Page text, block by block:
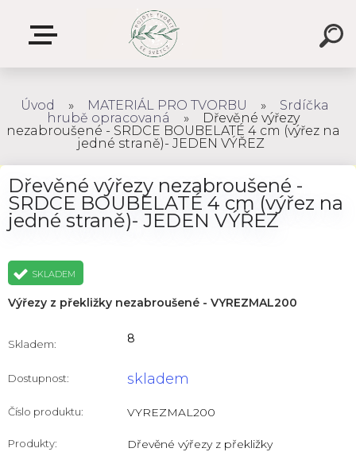
Úvod » MATERIÁL PRO TVORBU »
Srdíčka
hrubě opracovaná
»
Dřevěné výřezy
nezabroušené - SRDCE BOUBELATÉ 4 cm (výřez na
jedné straně)- JEDEN VÝŘEZ
Dřevěné výřezy nezabroušené -
SRDCE BOUBELATÉ 4 cm (výřez na
jedné straně)- JEDEN VÝŘEZ
SKLADEM
Výřezy z překližky nezabroušené - VYREZMAL200
Skladem: 8
Dostupnost: skladem
Číslo produktu: VYREZMAL200
Produkty: Dřevěné výřezy z překližky